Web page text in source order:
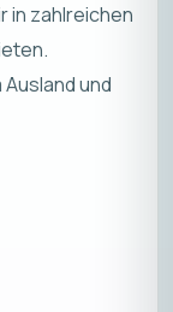
in zahlreichen
und